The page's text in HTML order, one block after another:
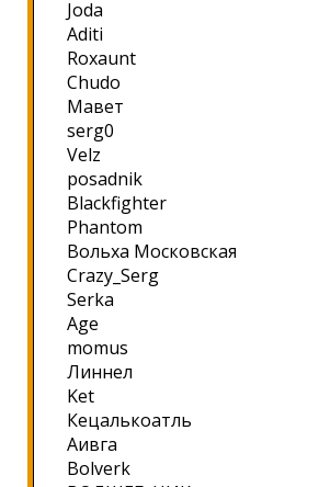
Joda
Aditi
Roxaunt
Chudo
Мавет
serg0
Velz
posadnik
Blackfighter
Phantom
Вольха Московская
Crazy_Serg
Serka
Age
momus
Линнел
Ket
Кецалькоатль
Аивга
Bolverk